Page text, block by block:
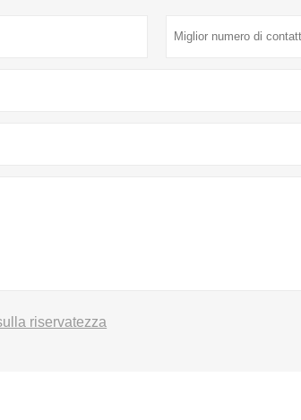
riservatezza